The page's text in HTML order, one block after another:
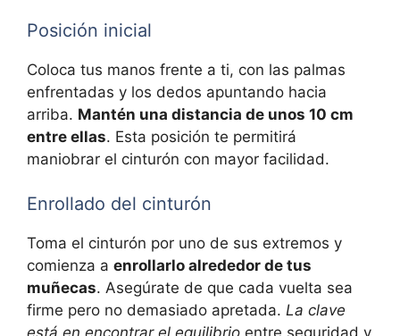
Posición inicial
Coloca tus manos frente a ti, con las palmas
enfrentadas y los dedos apuntando hacia
arriba. Mantén una distancia de unos 10 cm
entre ellas. Esta posición te permitirá
maniobrar el cinturón con mayor facilidad.
Enrollado del cinturón
Toma el cinturón por uno de sus extremos y
comienza a enrollarlo alrededor de tus
muñecas. Asegúrate de que cada vuelta sea
firme pero no demasiado apretada. La clave
está en encontrar el equilibrio entre seguridad y